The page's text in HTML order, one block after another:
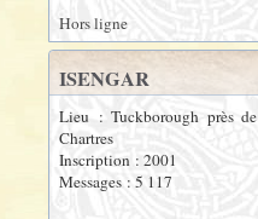
Hors ligne
ISENGAR
Lieu : Tuckborough près de
Chartres
Inscription : 2001
Messages : 5 117